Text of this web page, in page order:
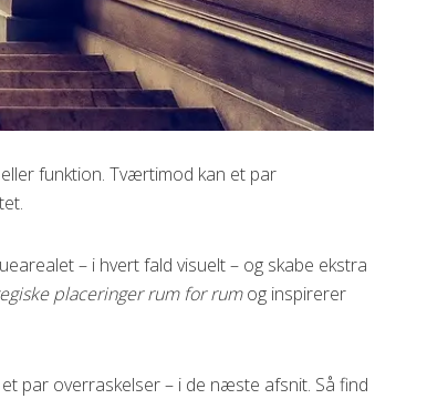
funktion. Tværtimod kan et par
– i hvert fald visuelt – og skabe ekstra
placeringer rum for rumog inspirerer
par overraskelser – i de næste afsnit. Så find